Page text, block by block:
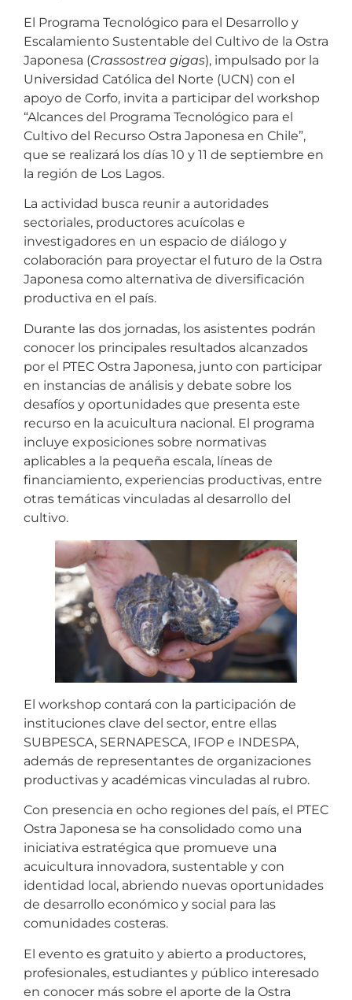
El Programa Tecnológico para el Desarrollo y
Escalamiento Sustentable del Cultivo de la Ostra
Japonesa (Crassostrea gigas), impulsado por la
Universidad Católica del Norte (UCN) con el
apoyo de Corfo, invita a participar del workshop
“Alcances del Programa Tecnológico para el
Cultivo del Recurso Ostra Japonesa en Chile”,
que se realizará los días 10 y 11 de septiembre en
la región de Los Lagos.
La actividad busca reunir a autoridades
sectoriales, productores acuícolas e
investigadores en un espacio de diálogo y
colaboración para proyectar el futuro de la Ostra
Japonesa como alternativa de diversificación
productiva en el país.
Durante las dos jornadas, los asistentes podrán
conocer los principales resultados alcanzados
por el PTEC Ostra Japonesa, junto con participar
en instancias de análisis y debate sobre los
desafíos y oportunidades que presenta este
recurso en la acuicultura nacional. El programa
incluye exposiciones sobre normativas
aplicables a la pequeña escala, líneas de
financiamiento, experiencias productivas, entre
otras temáticas vinculadas al desarrollo del
cultivo.
El workshop contará con la participación de
instituciones clave del sector, entre ellas
SUBPESCA, SERNAPESCA, IFOP e INDESPA,
además de representantes de organizaciones
productivas y académicas vinculadas al rubro.
Con presencia en ocho regiones del país, el PTEC
Ostra Japonesa se ha consolidado como una
iniciativa estratégica que promueve una
acuicultura innovadora, sustentable y con
identidad local, abriendo nuevas oportunidades
de desarrollo económico y social para las
comunidades costeras.
El evento es gratuito y abierto a productores,
profesionales, estudiantes y público interesado
en conocer más sobre el aporte de la Ostra